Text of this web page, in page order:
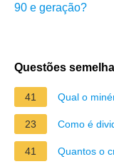
90 e geração?
Questões
41 Qual o
23 Como é
41 Quantos o